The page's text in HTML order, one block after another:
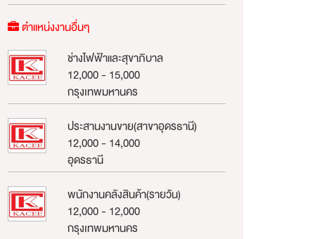
ตำแหน่งงานอื่นๆ
ช่างไฟฟ้าและสุขาภิบาล
12,000 - 15,000
กรุงเทพมหานคร
ประสานงานขาย(สาขาอุดรธานี)
12,000 - 14,000
อุดรธานี
พนักงานคลังสินค้า(รายวัน)
12,000 - 12,000
กรุงเทพมหานคร